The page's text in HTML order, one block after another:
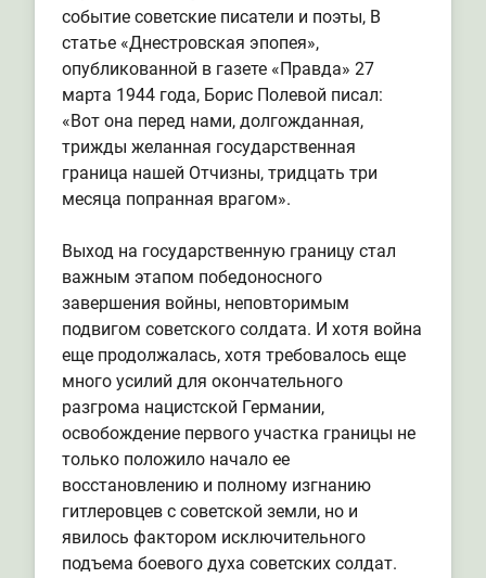
событие советские писатели и поэты, В
статье «Днестровская эпопея»,
опубликованной в газете «Правда» 27
марта 1944 года, Борис Полевой писал:
«Вот она перед нами, долгожданная,
трижды желанная государственная
граница нашей Отчизны, тридцать три
месяца попранная врагом».
Выход на государственную границу стал
важным этапом победоносного
завершения войны, неповторимым
подвигом советского солдата. И хотя война
еще продолжалась, хотя требовалось еще
много усилий для окончательного
разгрома нацистской Германии,
освобождение первого участка границы не
только положило начало ее
восстановлению и полному изгнанию
гитлеровцев с советской земли, но и
явилось фактором исключительного
подъема боевого духа советских солдат.